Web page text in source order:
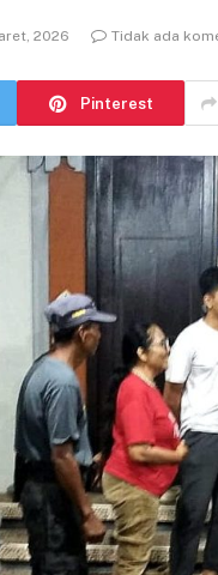
2026 Tidak ada
Pinterest